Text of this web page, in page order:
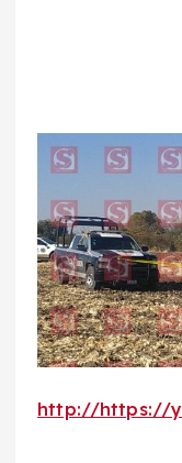
http://https://